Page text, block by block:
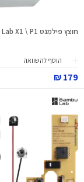
חוצץ פילמנט Bambu Lab X1 \ P1
הוסף להשוואה
179 ₪